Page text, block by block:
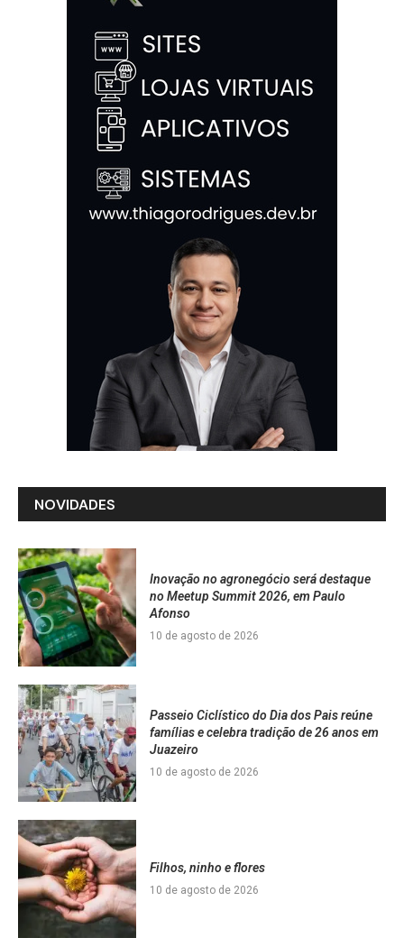
NOVIDADES
Inovação no agronegócio será destaque
no Meetup Summit 2026, em Paulo
Afonso
10 de agosto de 2026
Passeio Ciclístico do Dia dos Pais reúne
famílias e celebra tradição de 26 anos em
Juazeiro
10 de agosto de 2026
Filhos, ninho e flores
10 de agosto de 2026